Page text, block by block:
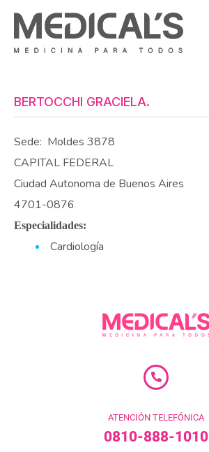
BERTOCCHI GRACIELA.
Sede: Moldes 3878
CAPITAL FEDERAL
Ciudad Autonoma de Buenos Aires
4701-0876
Especialidades:
Cardiología
ATENCIÓN TELEFÓNICA
0810-888-1010